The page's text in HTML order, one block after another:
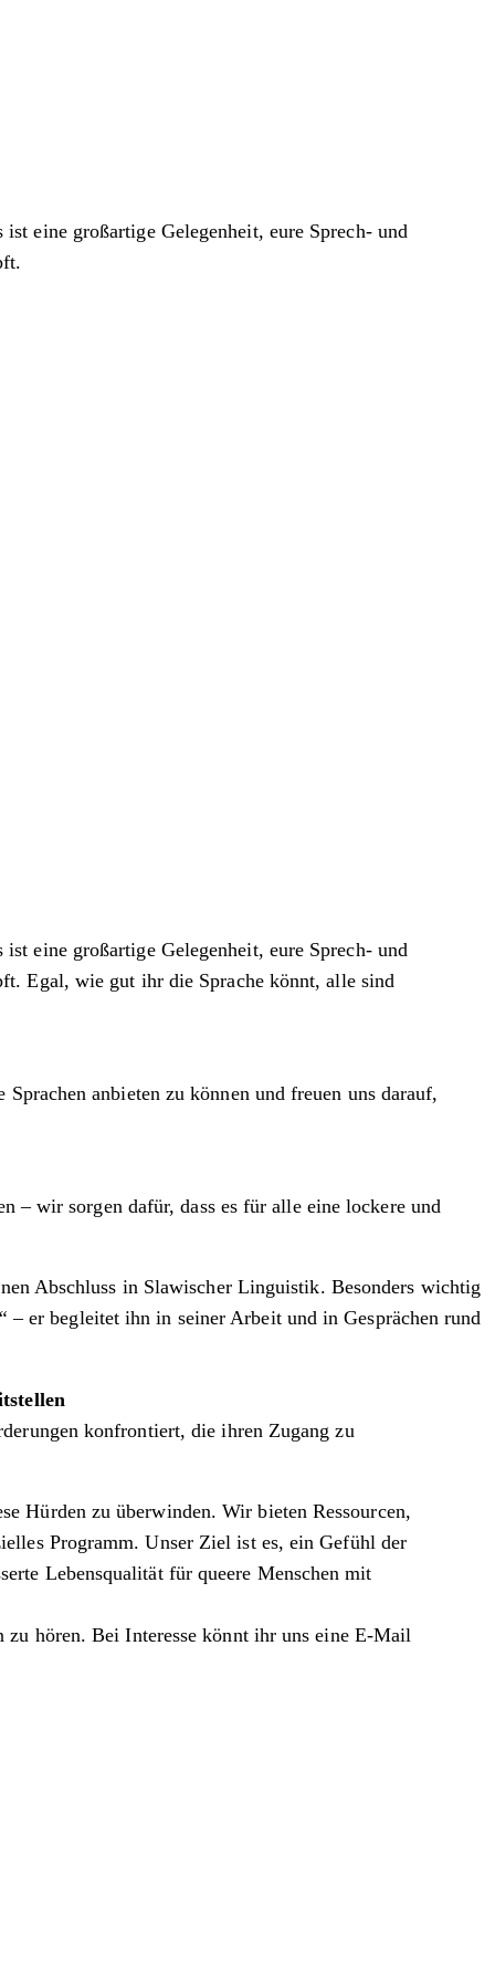
eine großartige Gelegenheit, eure Sprech- und
eine großartige Gelegenheit, eure Sprech- und
Egal, wie gut ihr die Sprache könnt, alle sind
anbieten zu können und freuen uns darauf,
– wir sorgen dafür, dass es für alle eine lockere und
Abschluss in Slawischer Linguistik. Besonders wichtig
– er begleitet ihn in seiner Arbeit und in Gesprächen rund
konfrontiert, die ihren Zugang zu
Hürden zu überwinden. Wir bieten Ressourcen,
Programm. Unser Ziel ist es, ein Gefühl der
Lebensqualität für queere Menschen mit
hören. Bei Interesse könnt ihr uns eine E-Mail